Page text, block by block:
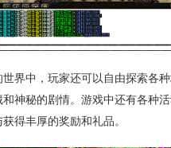
世界中，玩家还可以自由探索各
神秘的剧情。游戏中还有各种活
得丰厚的奖励和礼品。